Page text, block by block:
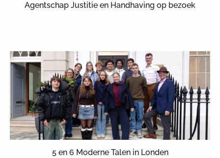
Agentschap Justitie en Handhaving op bezoek
5 en 6 Moderne Talen in Londen